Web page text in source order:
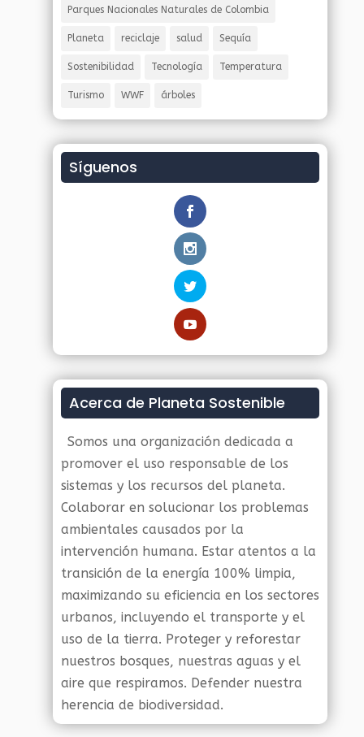
Parques Nacionales Naturales de Colombia
Planeta reciclaje salud Sequía
Sostenibilidad Tecnología Temperatura
Turismo WWF árboles
Síguenos
Acerca de Planeta Sostenible
Somos una organización dedicada a
promover el uso responsable de los
sistemas y los recursos del planeta.
Colaborar en solucionar los problemas
ambientales causados por la
intervención humana. Estar atentos a la
transición de la energía 100% limpia,
maximizando su eficiencia en los sectores
urbanos, incluyendo el transporte y el
uso de la tierra. Proteger y reforestar
nuestros bosques, nuestras aguas y el
aire que respiramos. Defender nuestra
herencia de biodiversidad.